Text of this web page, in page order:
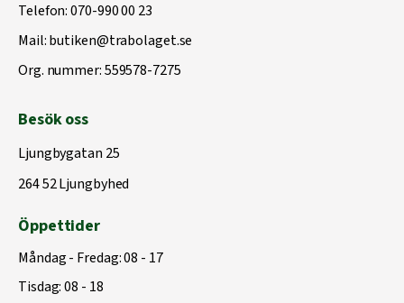
Telefon:070-990 00 23
Mail:butiken@trabolaget.se
Org. nummer: 559578-7275
Besök oss
Ljungbygatan 25
264 52 Ljungbyhed
Öppettider
Måndag - Fredag: 08 - 17
Tisdag: 08 - 18